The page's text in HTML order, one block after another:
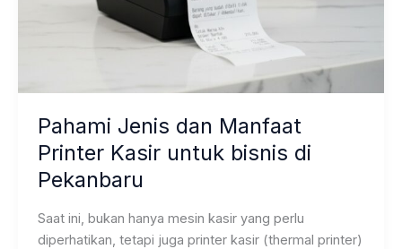
Pahami Jenis dan Manfaat
Printer Kasir untuk bisnis di
Pekanbaru
Saat ini, bukan hanya mesin kasir yang perlu
diperhatikan, tetapi juga printer kasir (thermal printer)